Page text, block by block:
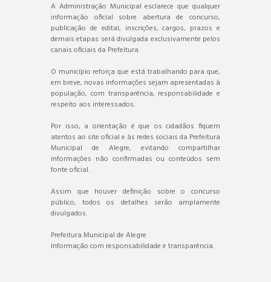
A Administração Municipal esclarece que qualquer
informação oficial sobre abertura de concurso,
publicação de edital, inscrições, cargos, prazos e
demais etapas será divulgada exclusivamente pelos
canais oficiais da Prefeitura.
O município reforça que está trabalhando para que,
em breve, novas informações sejam apresentadas à
população, com transparência, responsabilidade e
respeito aos interessados.
Por isso, a orientação é que os cidadãos fiquem
atentos ao site oficial e às redes sociais da Prefeitura
Municipal de Alegre, evitando compartilhar
informações não confirmadas ou conteúdos sem
fonte oficial.
Assim que houver definição sobre o concurso
público, todos os detalhes serão amplamente
divulgados.
Prefeitura Municipal de Alegre
Informação com responsabilidade e transparência.